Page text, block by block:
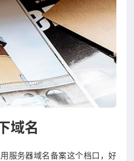
域名
服务器域名备案这个档口，好